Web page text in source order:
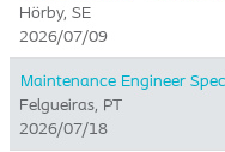
Hörby, SE
2026/07/09
Maintenance Engineer
Felgueiras, PT
2026/07/18